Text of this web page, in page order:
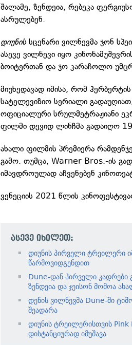
შალამე, ზენდეია, რებეკა
ასრულებენ.
დიუნისსცენარი ვილნევმა ჯონ
ასევე ვილნევი იყო
ბოიტერთან და ჯო კარაჩოლო
მიუხედავად იმისა, რომ
სატელევიზიო სერიალი
ოფიციალური სრულმეტრაჟიანი
ფილმი დევიდ ლინჩმა გადაიღო
ახალი ფილმის პრემიერა
გამო. თუმცა, Warner Bros.-ის
იმავდროულად აჩვენებენ
ვენეციის 2021 წლის
ასევე იხილეთ:
დიუნის პირველი ტრეილერი
წარმოვიდგენდით
Dune-დან პირველი
ზენდეია და ჯეისონ მომოა
დენის ვილნევმა Dune-ში
შეადარა
დიუნის ტრეილერისთვის Pink
დისტანციურად იმუშავა